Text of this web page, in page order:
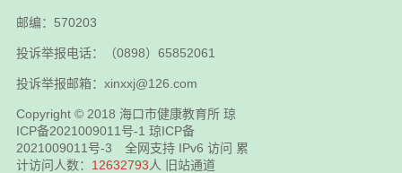
邮编：570203
投诉举报电话：（0898）65852061
投诉举报邮箱：xinxxj@126.com
Copyright © 2018 海口市健康教育所 琼
ICP备2021009011号-1 琼ICP备
2021009011号-3 全网支持 IPv6 访问 累
计访问人数： 12632793人 旧站通道